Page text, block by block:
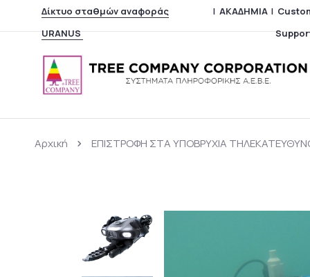
Δίκτυο σταθμών αναφοράς URANUS | ΑΚΑΔΗΜΙΑ |
Αρχική ΕΠΙΣΤΡΟΦΗ ΣΤΑ ΥΠΟΒΡΥΧΙΑ